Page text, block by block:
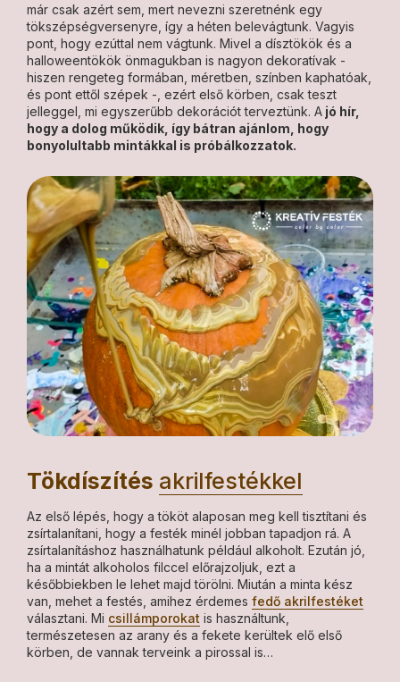
már csak azért sem, mert nevezni szeretnénk egy
tökszépségversenyre, így a héten belevágtunk. Vagyis
pont, hogy ezúttal nem vágtunk. Mivel a dísztökök és a
halloweentökök önmagukban is nagyon dekoratívak -
hiszen rengeteg formában, méretben, színben kaphatóak,
és pont ettől szépek -, ezért első körben, csak teszt
jelleggel, mi egyszerűbb dekorációt terveztünk. A jó hír,
hogy a dolog működik, így bátran ajánlom, hogy
bonyolultabb mintákkal is próbálkozzatok.
Tökdíszítés akrilfestékkel
Az első lépés, hogy a tököt alaposan meg kell tisztítani és
zsírtalanítani, hogy a festék minél jobban tapadjon rá. A
zsírtalanításhoz használhatunk például alkoholt. Ezután jó,
ha a mintát alkoholos filccel előrajzoljuk, ezt a
későbbiekben le lehet majd törölni. Miután a minta kész
van, mehet a festés, amihez érdemes fedő akrilfestéket
választani. Mi csillámporokat is használtunk,
természetesen az arany és a fekete kerültek elő első
körben, de vannak terveink a pirossal is…